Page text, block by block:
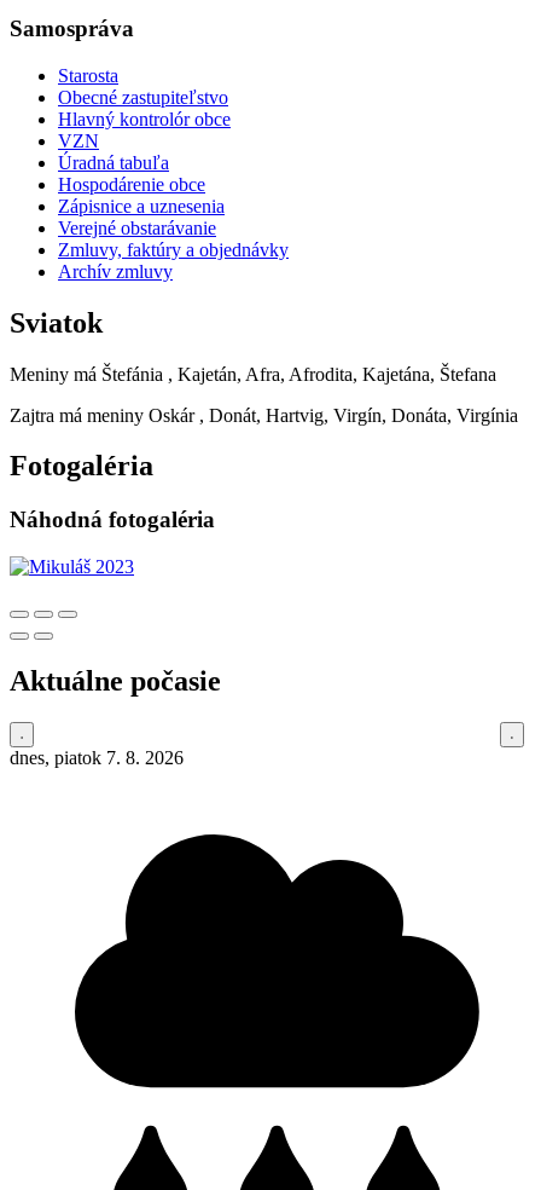
Samospráva
Starosta
Obecné zastupiteľstvo
Hlavný kontrolór obce
VZN
Úradná tabuľa
Hospodárenie obce
Zápisnice a uznesenia
Verejné obstarávanie
Zmluvy, faktúry a objednávky
Archív zmluvy
Sviatok
Meniny má Štefánia , Kajetán, Afra, Afrodita, Kajetána, Štefana
Zajtra má meniny Oskár , Donát, Hartvig, Virgín, Donáta, Virgínia
Fotogaléria
Náhodná fotogaléria
Aktuálne počasie
dnes, piatok 7. 8. 2026